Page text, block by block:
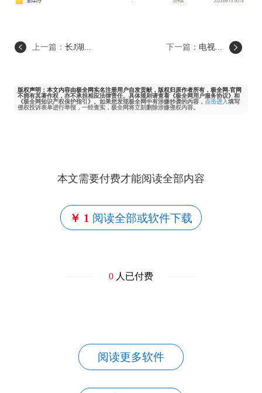
上一篇： 长J湖... 下一篇： 电视...
版权声明：本文内容由极全网实名注册用户自发贡献，版权归原作者所有，极全网-官网
不拥有其著作权，亦不承担相应法律责任。具体规则请查看《极全网用户服务协议》和
《极全网知识产权保护指引》。如果您发现极全网中有涉嫌抄袭的内容， 点击进入填写
侵权投诉表单进行举报，一经查实，极全网将立刻删除涉嫌侵权内容。
本文需要付费才能阅读全部内容
￥ 1 阅读全部或软件下载
0人已付费
阅读更多软件